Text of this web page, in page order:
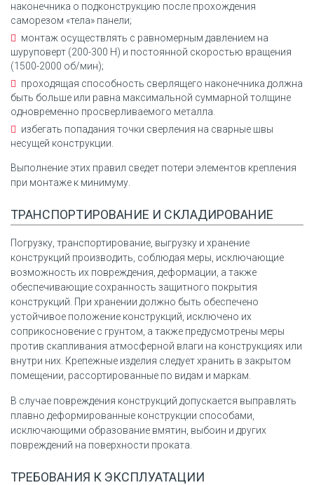
наконечника о подконструкцию после прохождения
саморезом «тела» панели;
монтаж осуществлять с равномерным давлением на
шуруповерт (200-300 Н) и постоянной скоростью вращения
(1500-2000 об/мин);
проходящая способность сверлящего наконечника должна
быть больше или равна максимальной суммарной толщине
одновременно просверливаемого металла.
избегать попадания точки сверления на сварные швы
несущей конструкции.
Выполнение этих правил сведет потери элементов крепления
при монтаже к минимуму.
ТРАНСПОРТИРОВАНИЕ И СКЛАДИРОВАНИЕ
Погрузку, транспортирование, выгрузку и хранение
конструкций производить, соблюдая меры, исключающие
возможность их повреждения, деформации, а также
обеспечивающие сохранность защитного покрытия
конструкций. При хранении должно быть обеспечено
устойчивое положение конструкций, исключено их
соприкосновение с грунтом, а также предусмотрены меры
против скапливания атмосферной влаги на конструкциях или
внутри них. Крепежные изделия следует хранить в закрытом
помещении, рассортированные по видам и маркам.
В случае повреждения конструкций допускается выправлять
плавно деформированные конструкции способами,
исключающими образование вмятин, выбоин и других
повреждений на поверхности проката.
ТРЕБОВАНИЯ К ЭКСПЛУАТАЦИИ